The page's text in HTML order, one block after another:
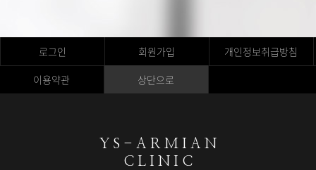
로그인 회원가입
개인정보취급방침
이용약관
상단으로
Y S - A R M I A N
C L I N I C